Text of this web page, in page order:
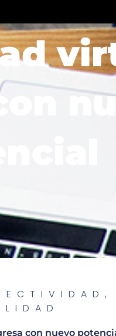
Blog
,
con nuevo